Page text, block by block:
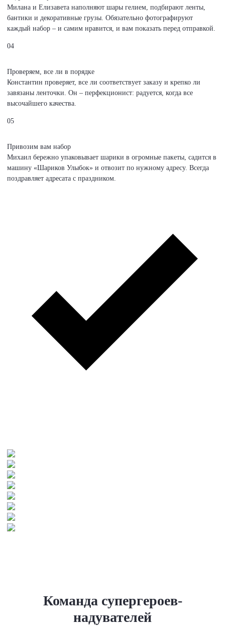
Милана и Елизавета наполняют шары гелием, подбирают ленты,
бантики и декоративные грузы. Обязательно фотографируют
каждый набор – и самим нравится, и вам показать перед отправкой.
04
Проверяем, все ли в порядке
Константин проверяет, все ли соответствует заказу и крепко ли
завязаны ленточки. Он – перфекционист: радуется, когда все
высочайшего качества.
05
Привозим вам набор
Михаил бережно упаковывает шарики в огромные пакеты, садится в
машину «Шариков Улыбок» и отвозит по нужному адресу. Всегда
поздравляет адресата с праздником.
Команда супергероев-
надувателей